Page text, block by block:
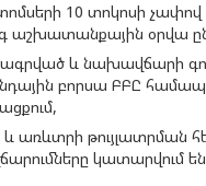
10 տոկոսի չափով
աշխատանքային օրվա
և նախավճարի
բորսա ԲԲԸ
թույլատրման
կատարվում